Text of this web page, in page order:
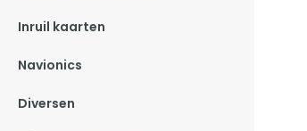
Inruil kaarten
Navionics
Diversen